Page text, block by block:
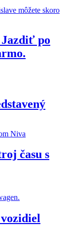
Jazdiť po
času s